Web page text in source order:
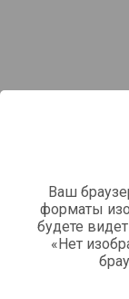
Ваш
форматы
будете
«Нет
Апр '26